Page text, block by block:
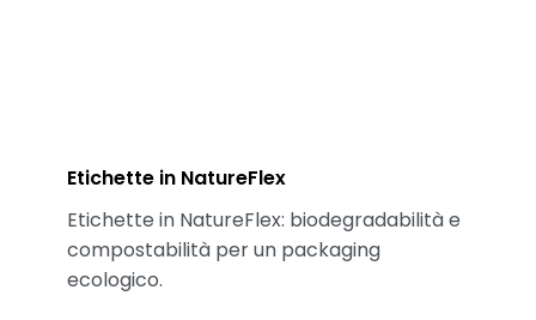
Etichette in NatureFlex
Etichette in NatureFlex: biodegradabilità e
compostabilità per un packaging
ecologico.